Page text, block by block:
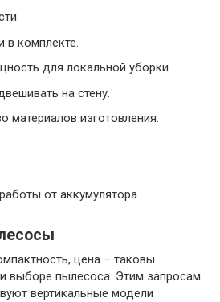
в комплекте.
для локальной уборки.
на стену.
материалов изготовления.
от аккумулятора.
цена – таковы
выборе пылесоса. Этим запросам
вертикальные модели